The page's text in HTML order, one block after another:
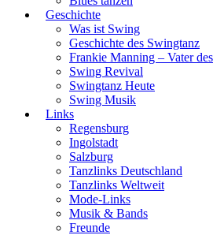
Geschichte
Was ist Swing
Geschichte des Swingtanz
Frankie Manning – Vater
Swing Revival
Swingtanz Heute
Swing Musik
Links
Regensburg
Ingolstadt
Salzburg
Tanzlinks Deutschland
Tanzlinks Weltweit
Mode-Links
Musik & Bands
Freunde